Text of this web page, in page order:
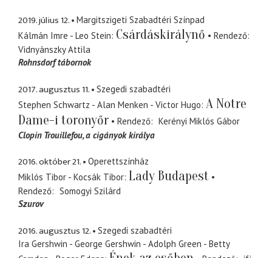
2019. július 12.
Margitszigeti Szabadtéri Színpad
Kálmán Imre - Leo Stein Csárdáskirálynő
Rendező
Vidnyánszky Attila
Rohnsdorf tábornok
2017. augusztus 11.
Szegedi szabadtéri
Stephen Schwartz - Alan Menken - Victor Hugo A Notre
Dame-i toronyőr
Rendező
Kerényi Miklós Gábor
Clopin Trouillefou a cigányok királya
2016. október 21.
Operettszínház
Miklós Tibor - Kocsák Tibor Lady Budapest
Rendező
Somogyi Szilárd
Szurov
2016. augusztus 12.
Szegedi szabadtéri
Ira Gershwin - George Gershwin - Adolph Green - Betty